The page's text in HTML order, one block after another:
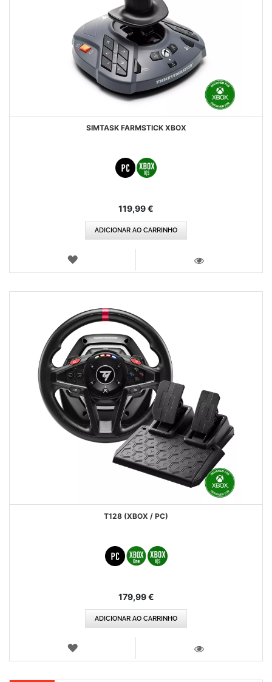
SIMTASK FARMSTICK XBOX
119,99 €
ADICIONAR AO CARRINHO
LISTA
T128 (XBOX / PC)
179,99 €
ADICIONAR AO CARRINHO
LISTA